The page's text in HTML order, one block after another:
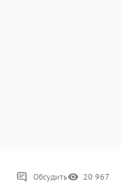
Обсудить 20 967